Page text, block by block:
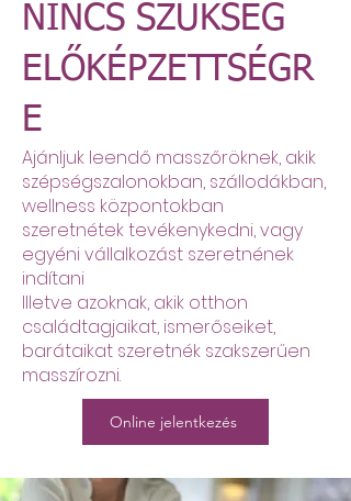
NINCS SZÜKSÉG
ELŐKÉPZETTSÉGR
E
Ajánljuk leendő masszőröknek, akik
szépségszalonokban, szállodákban,
wellness központokban
szeretnétek tevékenykedni, vagy
egyéni vállalkozást szeretnének
indítani
Illetve azoknak, akik otthon
családtagjaikat, ismerőseiket,
barátaikat szeretnék szakszerűen
masszírozni.
Online jelentkezés